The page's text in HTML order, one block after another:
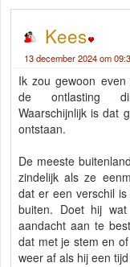
Kees
13 december 2024 om
Ik zou gewoon
de ontlasting
Waarschijnlijk is dat
ontstaan.
De meeste
zindelijk als ze
dat er een verschil
buiten. Doet hij
aandacht aan te
dat met je stem en
weer af als hij een